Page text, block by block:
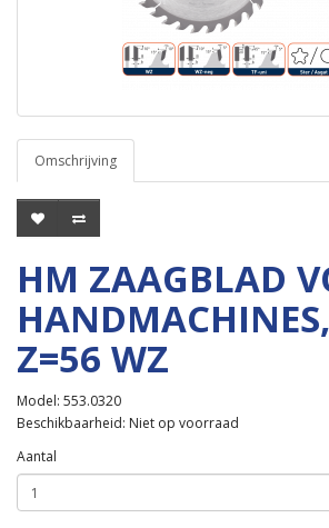
Omschrijving
HM ZAAGBLAD
Z=56 WZ
Model: 553.0320
Beschikbaarheid: Niet op voorraad
Aantal